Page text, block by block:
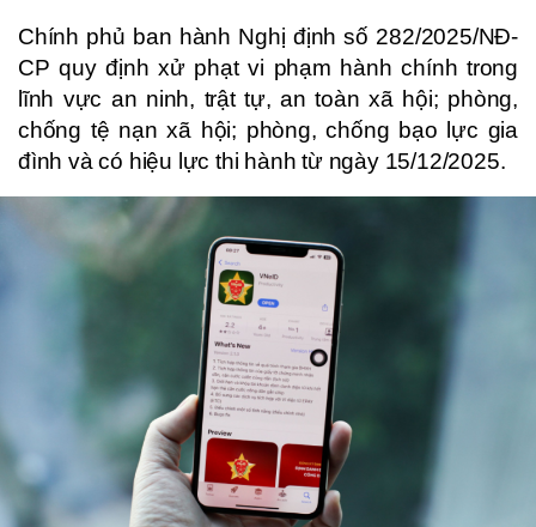
Chính phủ ban hành Nghị định số 282/2025/NĐ-
CP quy định xử phạt vi phạm hành chính trong
lĩnh vực an ninh, trật tự, an toàn xã hội; phòng,
chống tệ nạn xã hội; phòng, chống bạo lực gia
đình và có hiệu lực thi hành từ ngày 15/12/2025.